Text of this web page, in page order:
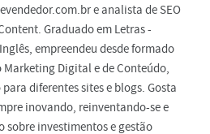
e analista de SEO
Graduado em Letras -
empreendeu desde formado
Marketing Digital e de Conteúdo,
diferentes sites e blogs. Gosta
inovando, reinventando-se e
sobre investimentos e gestão